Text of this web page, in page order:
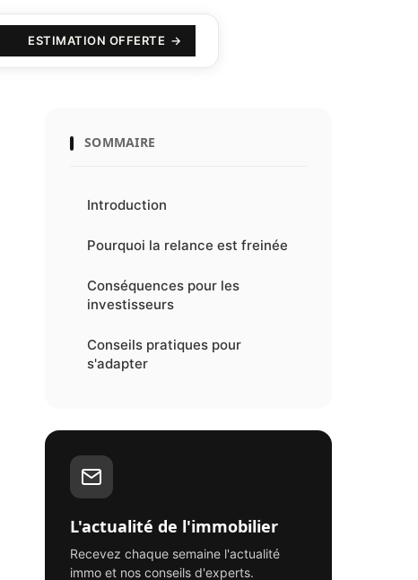
ESTIMATION OFFERTE
SOMMAIRE
Introduction
Pourquoi la relance est freinée
Conséquences pour les
investisseurs
Conseils pratiques pour
s'adapter
L'actualité de l'immobilier
Recevez chaque semaine l'actualité
immo et nos conseils d'experts.